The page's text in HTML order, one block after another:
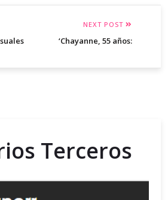
NEXT POST
‘Chayanne, 55 años:
Terceros